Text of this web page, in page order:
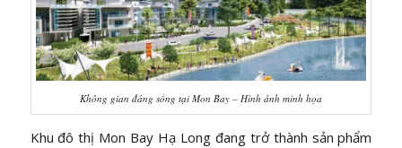
Không gian đáng sống tại Mon Bay – Hình ảnh minh họa
Khu đô thị Mon Bay Hạ Long đang trở thành sản phẩm